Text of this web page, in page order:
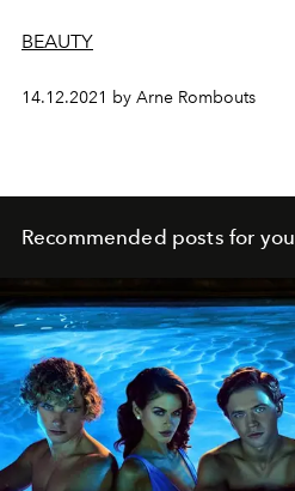
BEAUTY
14.12.2021 by Arne Rombouts
Recommended posts for you